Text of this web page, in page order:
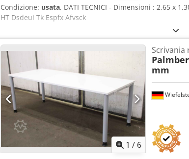
Condizione: usata, DATI TECNICI - Dimensioni : 2,65 x
HT Dsdeui Tk Espfx Afvsck
1 / 6
Scrivania
mm